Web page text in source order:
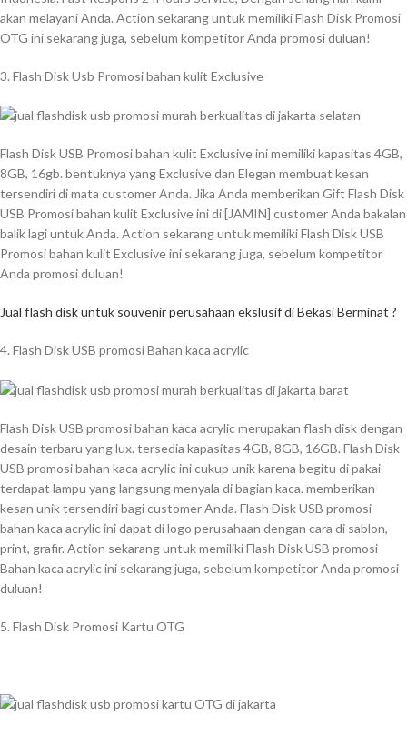
akan melayani Anda. Action sekarang untuk memiliki Flash Disk Promosi
OTG ini sekarang juga, sebelum kompetitor Anda promosi duluan!
3. Flash Disk Usb Promosi bahan kulit Exclusive
Flash Disk USB Promosi bahan kulit Exclusive ini memiliki kapasitas 4GB,
8GB, 16gb. bentuknya yang Exclusive dan Elegan membuat kesan
tersendiri di mata customer Anda. Jika Anda memberikan Gift Flash Disk
USB Promosi bahan kulit Exclusive ini di [JAMIN] customer Anda bakalan
balik lagi untuk Anda. Action sekarang untuk memiliki Flash Disk USB
Promosi bahan kulit Exclusive ini sekarang juga, sebelum kompetitor
Anda promosi duluan!
Jual flash disk untuk souvenir perusahaan ekslusif di Bekasi Berminat ?
4. Flash Disk USB promosi Bahan kaca acrylic
Flash Disk USB promosi bahan kaca acrylic merupakan flash disk dengan
desain terbaru yang lux. tersedia kapasitas 4GB, 8GB, 16GB. Flash Disk
USB promosi bahan kaca acrylic ini cukup unik karena begitu di pakai
terdapat lampu yang langsung menyala di bagian kaca. memberikan
kesan unik tersendiri bagi customer Anda. Flash Disk USB promosi
bahan kaca acrylic ini dapat di logo perusahaan dengan cara di sablon,
print, grafir. Action sekarang untuk memiliki Flash Disk USB promosi
Bahan kaca acrylic ini sekarang juga, sebelum kompetitor Anda promosi
duluan!
5. Flash Disk Promosi Kartu OTG